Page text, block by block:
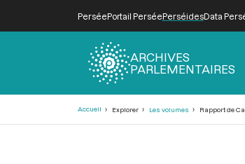
PerséePortail PerséePerséidesData
ARCHIVES
PARLEMENTAIRES
Accueil Explorer Les volumes Rapport de